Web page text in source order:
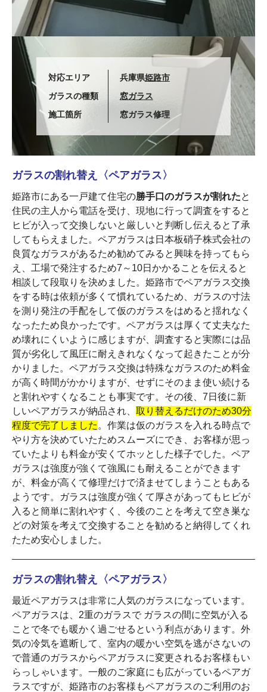
対応エリア 兵庫県姫路市
ガラスの種類
窓ガラス
施工箇所
窓ガラス修理
ガラスの割れ替え〈ペアガラス〉
姫路市にある一戸建て住宅の勝手口のガラスが割れたと
住民の主人から電話を受け、現地に行って調査をすると
ヒビが入って交換しないと厳しいと判断し伝えると了承
してもらえました。ペアガラスは日本板硝子株式会社の
良質なガラスがあるため勧めてみると興味を持ってもら
え、工場で発注するため7～10日かかることを伝えると
相談して段取りを決めました。姫路市でペアガラス交換
をする時は依頼が多くて慣れているため、ガラスの寸法
を測り発注の手配をして仮のガラスをはめると揺れなく
なったため良かったです。ペアガラスは厚くて丈夫なた
め壊れにくいように感じますが、調査すると実際には品
質が劣化して風圧に耐えきれなくなって起きたことが分
かりました。ペアガラス交換は特殊なガラスのため料金
が高く時間がかかりますが、せずにそのまま使い続ける
と割れやすくなることも事実です。その後、7日後に新
しいペアガラスが納品され、 取り替えるだけのため30分
程度で完了しました 。作業は仮のガラスを入れる時点で
やり方を決めていたためスムーズにでき、お客様が思っ
ていたよりも料金が安くてホッとした様子でした。ペア
ガラスは強度が強くて強風にも耐えることができます
が、料金が高くて修理だけで済ませてしまうこともある
ようです。ガラスは強度が強くて厚さがあってもヒビが
入ると簡単に割れやすく、今後のことを考えて空き巣な
どの対策を考えて交換することを勧めると納得してくれ
たため安心しました。
ガラスの割れ替え〈ペアガラス〉
最近ペアガラスは非常に人気のガラスになっています。
ペアガラスは、2重のガラスで ガラスの間に空気が入る
ことで冬でも暖かく過ごせるという利点があります。外
気の冷気を遮断して、室内の暖かい空気を逃がさないの
で普通のガラスからペアガラスに変更されるお客様もい
らっしゃいます。一般のご家庭にも広がっているペアガ
ラスですが、姫路市のお客様もペアガラスのご利用のお